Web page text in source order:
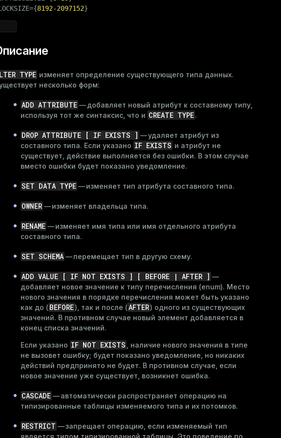
8192-2097152}
TYPE изменяет определение существующего типа данных.
несколько форм:
ADD ATTRIBUTE — добавляет новый атрибут к составному типу,
используя тот же синтаксис, что и CREATE TYPE.
DROP ATTRIBUTE [ IF EXISTS ] — удаляет атрибут из
составного типа. Если указано IF EXISTS и атрибут не
существует, действие выполняется без ошибки. В этом случае
вместо ошибки будет показано уведомление.
SET DATA TYPE — изменяет тип атрибута составного типа.
OWNER — изменяет владельца типа.
RENAME — изменяет имя типа или имя отдельного атрибута
составного типа.
SET SCHEMA — перемещает тип в другую схему.
ADD VALUE [ IF NOT EXISTS ] [ BEFORE | AFTER ] —
добавляет новое значение к типу перечисления (enum). Место
нового значения в порядке перечисления может быть указано
как до ( BEFORE), так и после (AFTER) одного из существующих
значений. В противном случае новый элемент добавляется в
конец списка значений.
Если указано IF NOT EXISTS
, наличие нового значения в типе
не вызовет ошибку; будет показано уведомление, но никаких
действий предпринято не будет. В противном случае, если
новое значение уже существует, возникнет ошибка.
CASCADE — автоматически распространяет операцию на
типизированные таблицы изменяемого типа и их потомков.
RESTRICT — запрещает операцию, если изменяемый тип
является типом типизированной таблицы. Это поведение по